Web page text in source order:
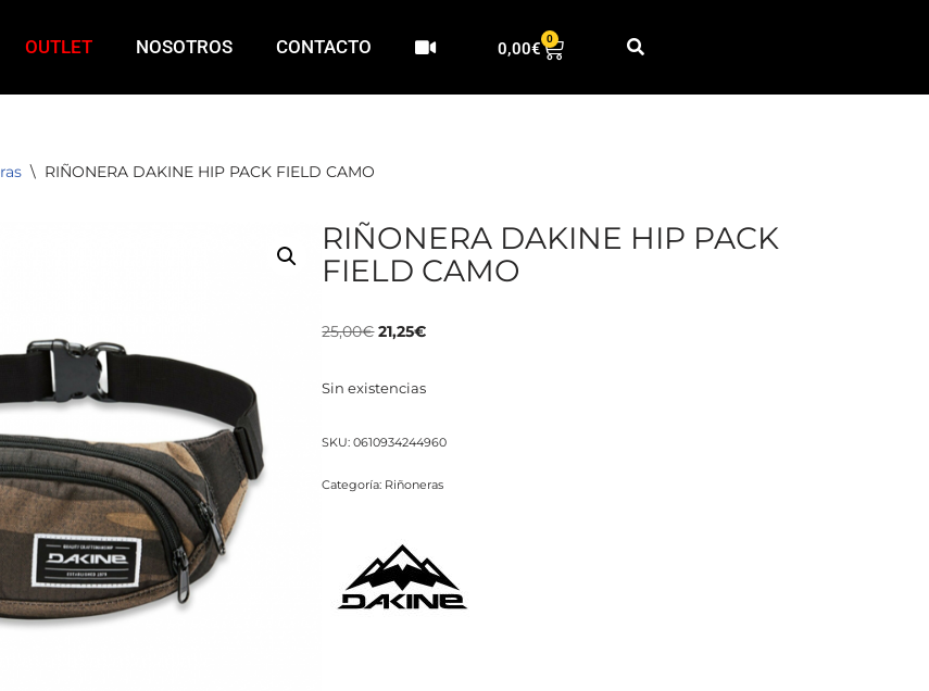
OUTLET NOSOTROS CONTACTO 0,00€
0
\ RIÑONERA DAKINE HIP PACK FIELD CAMO
RIÑONERA DAKINE HIP PACK
FIELD CAMO
25,00€ 21,25€
Sin existencias
SKU:0610934244960
Categoría: Riñoneras